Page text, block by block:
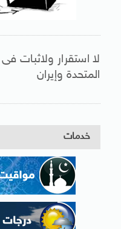
لا استقرار ولاثبات
المتحدة وإيران
خدمات